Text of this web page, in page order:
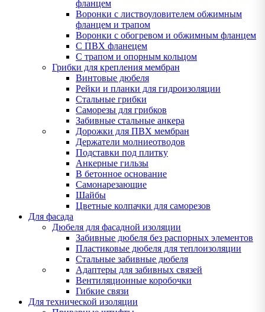
фланцем
Воронки с листвоуловителем обжимным
фланцем и трапом
Воронки с обогревом и обжимным фланцем
С ПВХ фланецем
С трапом и опорным кольцом
Грибки для крепления мембран
Винтовые дюбеля
Рейки и планки для гидроизоляции
Стальные грибки
Саморезы для грибков
Забивные стальные анкера
Дорожки для ПВХ мембран
Держатели молниеотводов
Подставки под плитку
Анкерные гильзы
В бетонное основание
Самонарезающие
Шайбы
Цветные колпачки для саморезов
Для фасада
Дюбеля для фасадной изоляции
Забивные дюбеля без распорных элементов
Пластиковые дюбеля для теплоизоляции
Стальные забивные дюбеля
Адаптеры для забивных связей
Вентиляционные коробочки
Гибкие связи
Для технической изоляции